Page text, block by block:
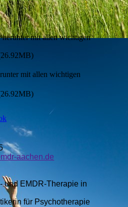
herunter mit allen wichtigen
mit allen wichtigen
aachen.de
und EMDR-Therapie in
für Psychotherapie